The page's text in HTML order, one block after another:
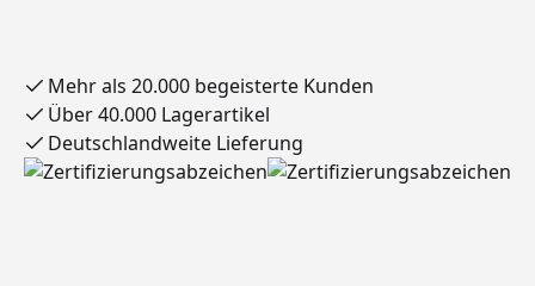
Mehr als 20.000 begeisterte Kunden
Über 40.000 Lagerartikel
Deutschlandweite Lieferung